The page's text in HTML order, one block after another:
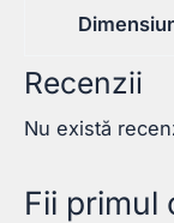
Recenzii
Nu există
Fii primul